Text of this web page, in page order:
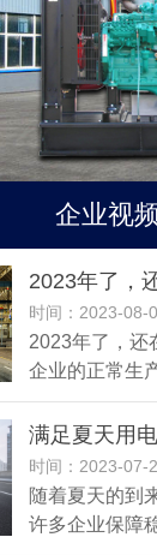
企业视
时间：2023-
2023年了，还
企业的正常生
时间：2023-
随着夏天的到
许多企业保障